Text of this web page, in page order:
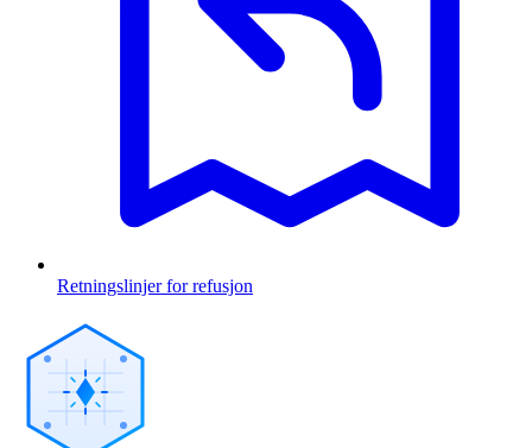
Retningslinjer for refusjon